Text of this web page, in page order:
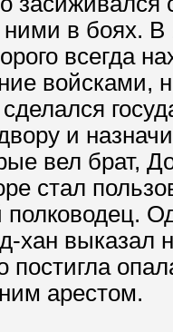
в боях.
всегда
войсками,
и
вел брат,
стал
хан выказал
постигла
арестом.